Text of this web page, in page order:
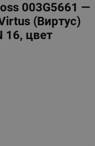
003G5661 —
(Виртус)
16, цвет